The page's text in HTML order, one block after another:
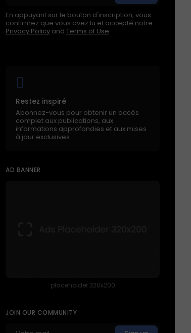
En appuyant sur le bouton d'inscription, vous
confirmez que vous avez lu et accepté notre
Privacy Policy and Terms of Use
Restez inspiré
Abonnez-vous pour obtenir un accès
complet aux publications, aux
informations approfondies et aux mises
à jour exclusives
AD BANNER
placeholder 320x200
JOIN OUR COMMUNITY